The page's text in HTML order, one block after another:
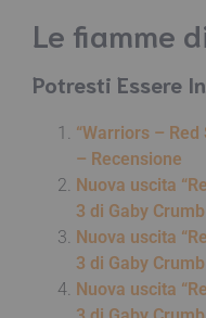
Le fiamme
Potresti Essere
“Warriors – Red
– Recensione
Nuova uscita
3 di Gaby
Nuova uscita
3 di Gaby
Nuova uscita